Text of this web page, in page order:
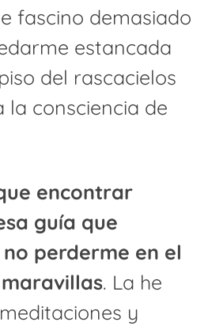
fascino demasiado
estancada
del rascacielos
la consciencia de
encontrar
guía que
perderme en el
. La he
y